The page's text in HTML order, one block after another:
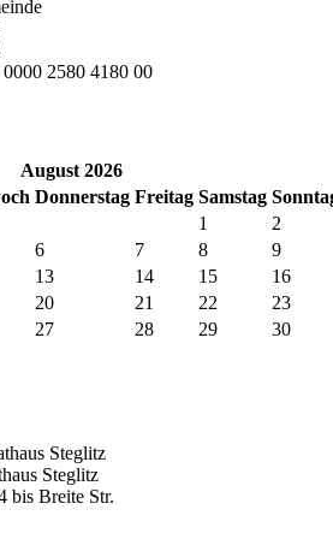
2580 4180 00
August 2026
Donnerstag Freitag Samstag So
1
2
6 7 8
9
13 14 15
16
20 21 22
23
27 28 29
30
Steglitz
Steglitz
bis Breite Str.